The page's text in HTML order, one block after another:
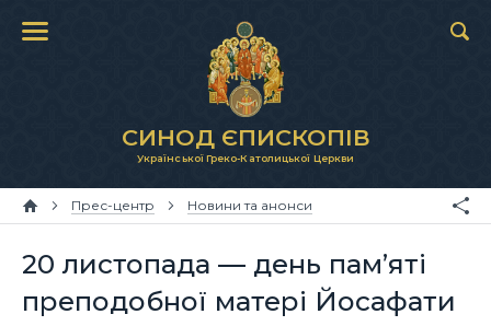
СИНОД ЄПИСКОПІВ
Української Греко-Католицької Церкви
Прес-центр Новини та анонси
20 листопада — день пам’яті
преподобної матері Йосафати